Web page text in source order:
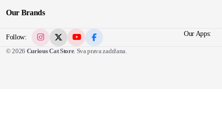
Our Brands
Follow: Our Apps:
© 2026 Curious Cat Store. Sva prava zadržana.